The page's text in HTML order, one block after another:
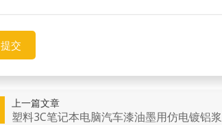
提交
上一篇文章
塑料3C笔记本电脑汽车漆油墨用仿电镀铝浆